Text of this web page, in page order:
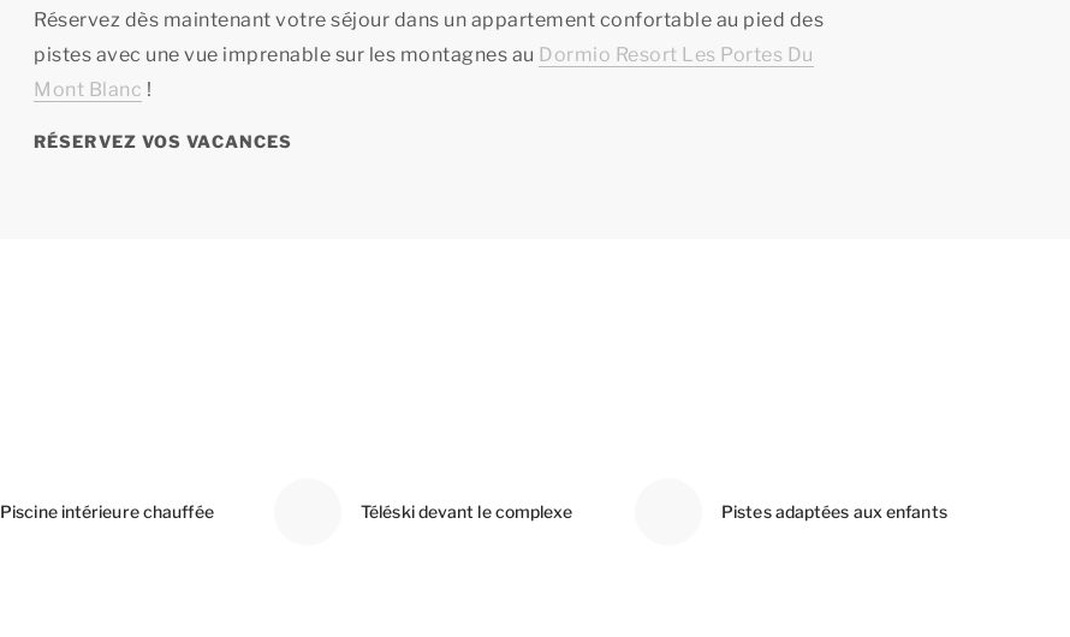
Réservez dès maintenant votre séjour dans un appartement confortable au pied des
pistes avec une vue imprenable sur les montagnes au Dormio Resort Les Portes Du
Mont Blanc !
RÉSERVEZ VOS VACANCES
Piscine intérieure chauffée Téléski devant le complexe Pistes adaptées aux enfants